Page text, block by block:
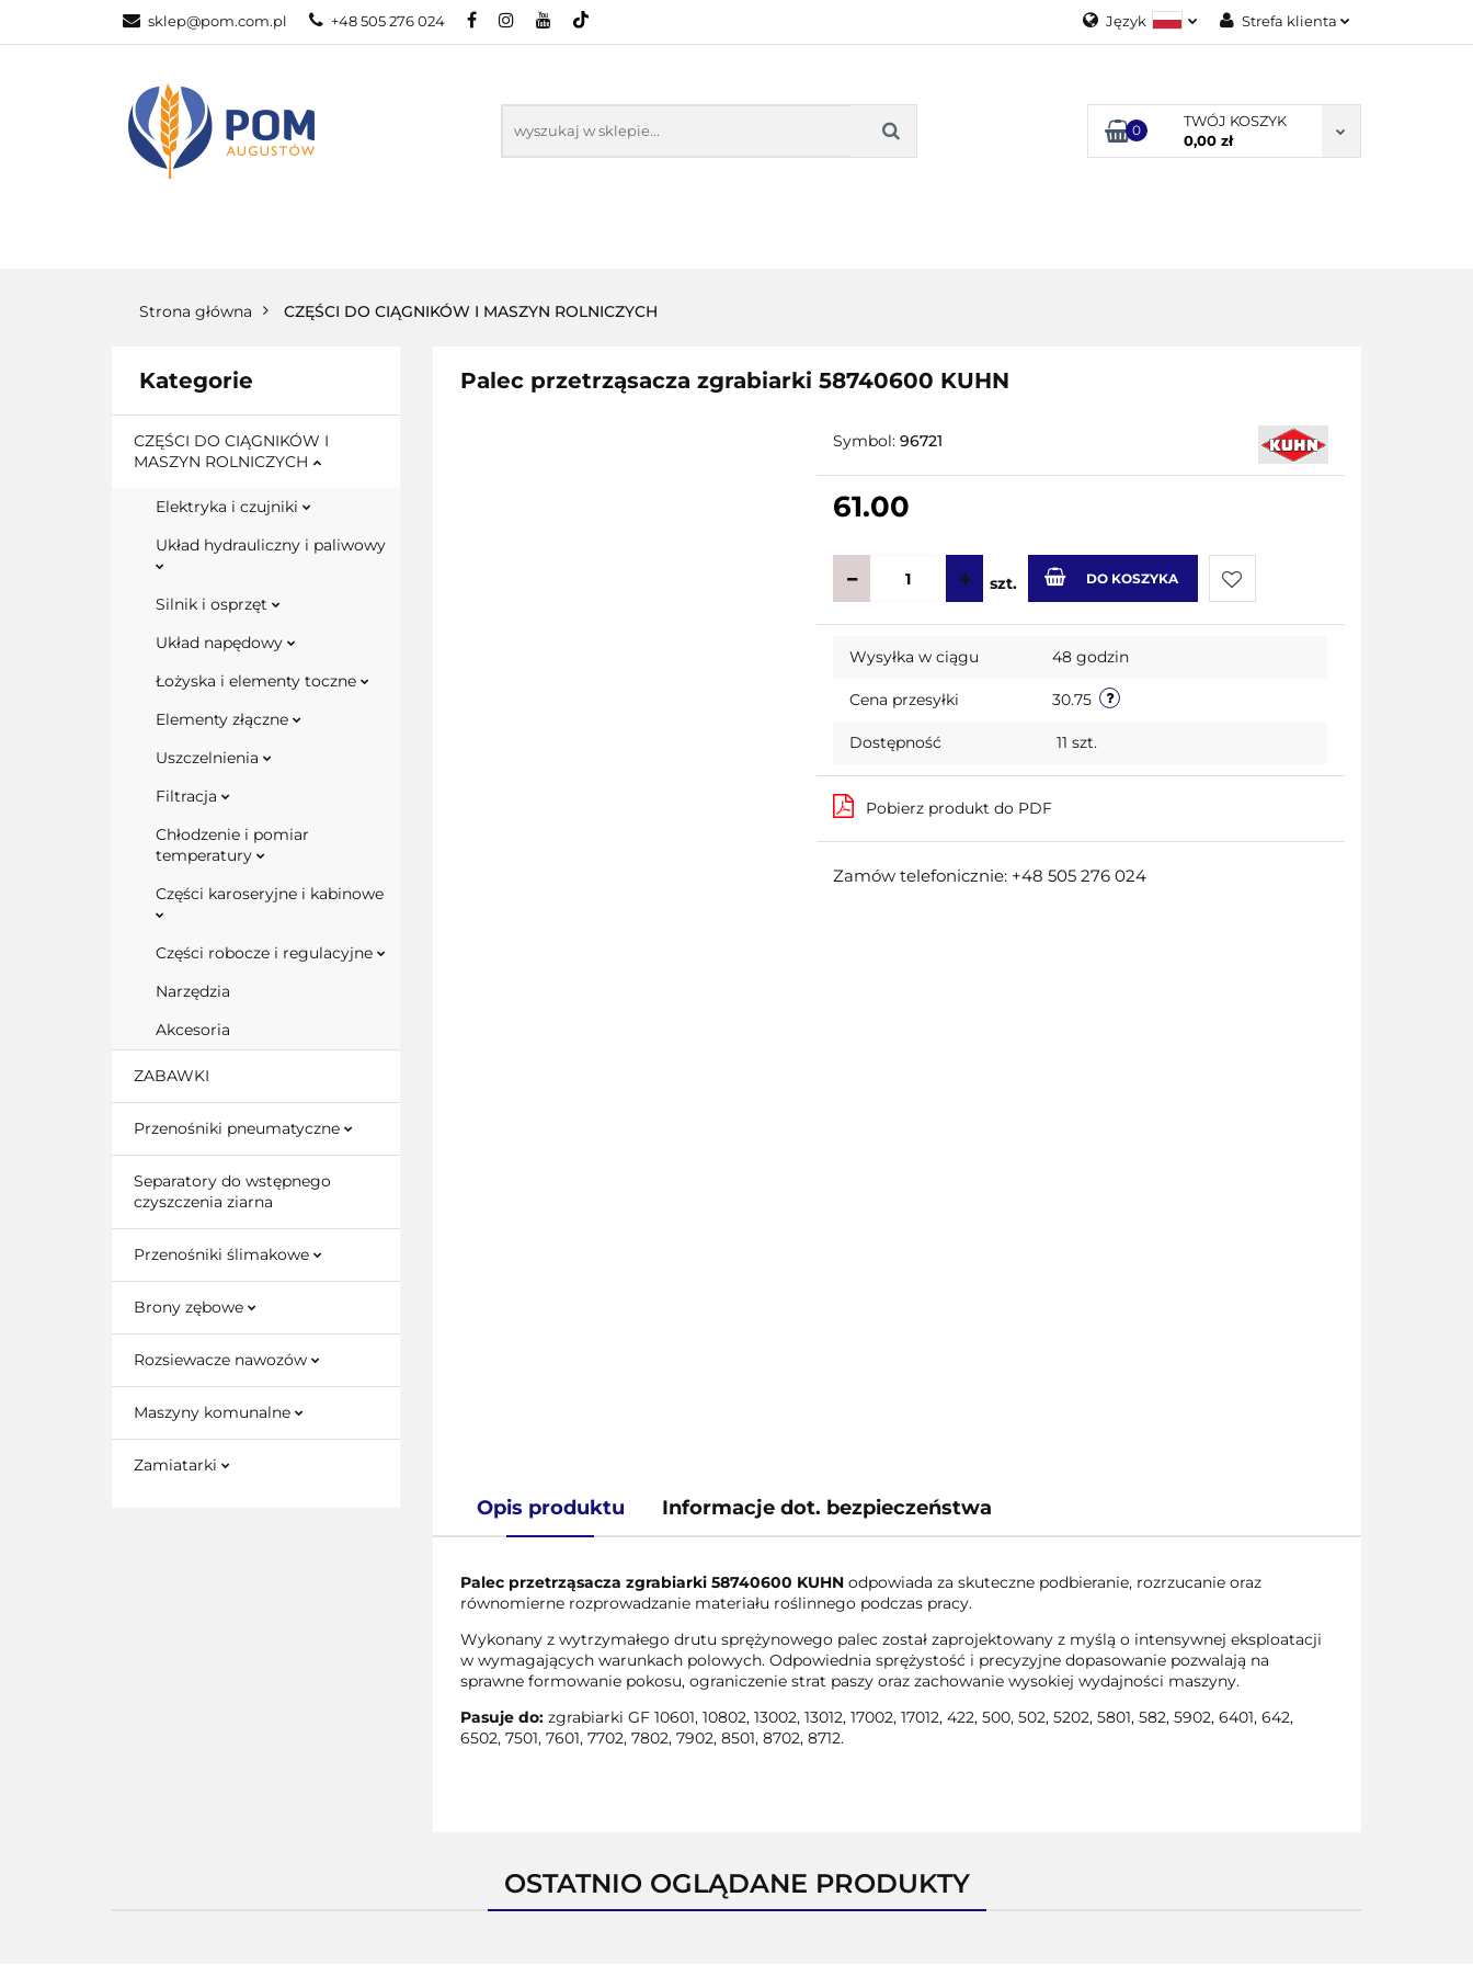
sklep@pom.com.pl +48 505 276 024 Język
English
Strefa klienta
Załóż konto
Dodaj zgłoszenie
0
TWÓJ KOSZYK
0,00 zł
Strona główna CZĘŚCI DO CIĄGNIKÓW I MASZYN ROLNICZYCH
Kategorie
CZĘŚCI DO CIĄGNIKÓW I
MASZYN ROLNICZYCH
Elektryka i czujniki
Układ hydrauliczny i paliwowy
Silnik i osprzęt
Układ napędowy
Łożyska i elementy toczne
Elementy złączne
Uszczelnienia
Filtracja
Chłodzenie i pomiar
temperatury
Części karoseryjne i kabinowe
Części robocze i regulacyjne
Narzędzia
Akcesoria
ZABAWKI
Przenośniki pneumatyczne
Separatory do wstępnego
czyszczenia ziarna
Przenośniki ślimakowe
Brony zębowe
Rozsiewacze nawozów
Maszyny komunalne
Zamiatarki
Palec przetrząsacza zgrabiarki 58740600 KUHN
Symbol:96721
61.00
szt. DO KOSZYKA
Do
Wysyłka w ciągu 48 godzin
Cena przesyłki 30.75
Dostępność 11 szt.
Pobierz produkt do PDF
Zamów telefonicznie: +48 505 276 024
Opis produktu Informacje dot. bezpieczeństwa
Palec przetrząsacza zgrabiarki 58740600 KUHNodpowiada za skuteczne podbieranie, rozrzucanie oraz
równomierne rozprowadzanie materiału roślinnego podczas pracy.
Wykonany z wytrzymałego drutu sprężynowego palec został zaprojektowany z myślą o intensywnej eksploatacji
w wymagających warunkach polowych. Odpowiednia sprężystość i precyzyjne dopasowanie pozwalają na
sprawne formowanie pokosu, ograniczenie strat paszy oraz zachowanie wysokiej wydajności maszyny.
Pasuje do:zgrabiarki GF 10601, 10802, 13002, 13012, 17002, 17012, 422, 500, 502, 5202, 5801, 582, 5902, 6401, 642,
6502, 7501, 7601, 7702, 7802, 7902, 8501, 8702, 8712.
OSTATNIO OGLĄDANE PRODUKTY